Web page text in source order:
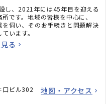
し、2021年には45年目を迎える
です。地域の皆様を中心に、
を伺い、そのお手続きと問題解決
います。
る
ビル302 地図・アクセス